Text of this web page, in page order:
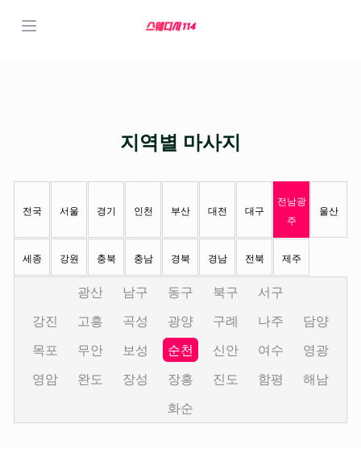
지역별 마사지
전국 서울 경기 인천 부산 대전 대구
전남광
주
울산
세종 강원 충북 충남 경북 경남 전북 제주
광산 남구 동구 북구
서구
강진
고흥 곡성 광양 구례 나주
담양
목포
무안 보성 순천 신안 여수
영광
영암
완도 장성 장흥 진도 함평
해남
화순